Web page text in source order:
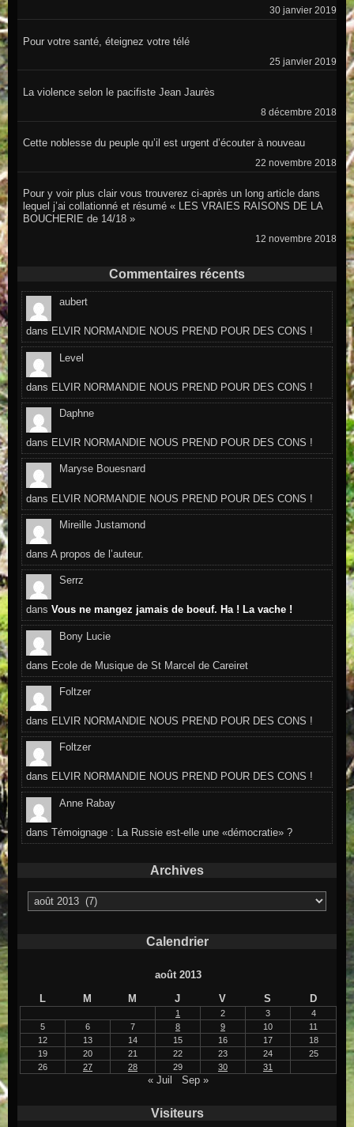
30 janvier 2019
Pour votre santé, éteignez votre télé
25 janvier 2019
La violence selon le pacifiste Jean Jaurès
8 décembre 2018
Cette noblesse du peuple qu’il est urgent d’écouter à nouveau
22 novembre 2018
Pour y voir plus clair vous trouverez ci-après un long article dans
lequel j’ai collationné et résumé « LES VRAIES RAISONS DE LA
BOUCHERIE de 14/18 »
12 novembre 2018
Commentaires récents
aubert
dans ELVIR NORMANDIE NOUS PREND POUR DES CONS !
Level
dans ELVIR NORMANDIE NOUS PREND POUR DES CONS !
Daphne
dans ELVIR NORMANDIE NOUS PREND POUR DES CONS !
Maryse Bouesnard
dans ELVIR NORMANDIE NOUS PREND POUR DES CONS !
Mireille Justamond
dansA propos de l’auteur.
Serrz
dansVous ne mangez jamais de boeuf. Ha ! La vache !
Bony Lucie
dans Ecole de Musique de St Marcel de Careiret
Foltzer
dans ELVIR NORMANDIE NOUS PREND POUR DES CONS !
Foltzer
dans ELVIR NORMANDIE NOUS PREND POUR DES CONS !
Anne Rabay
dansTémoignage : La Russie est-elle une «démocratie» ?
Archives
Archives
Calendrier
août 2013
L
M M J V S D
1 2 3
4
5
6 7 8 9 10
11
12
13 14 15 16 17
18
19
20 21 22 23 24
25
26
27 28 29 30 31
« Juil Sep »
Visiteurs